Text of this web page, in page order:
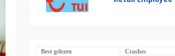
Best gelezen Crashes